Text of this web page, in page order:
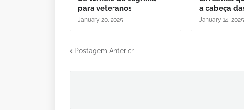
para veteranos
January 20, 2025
a cabeça
January 14, 2025
Postagem Anterior